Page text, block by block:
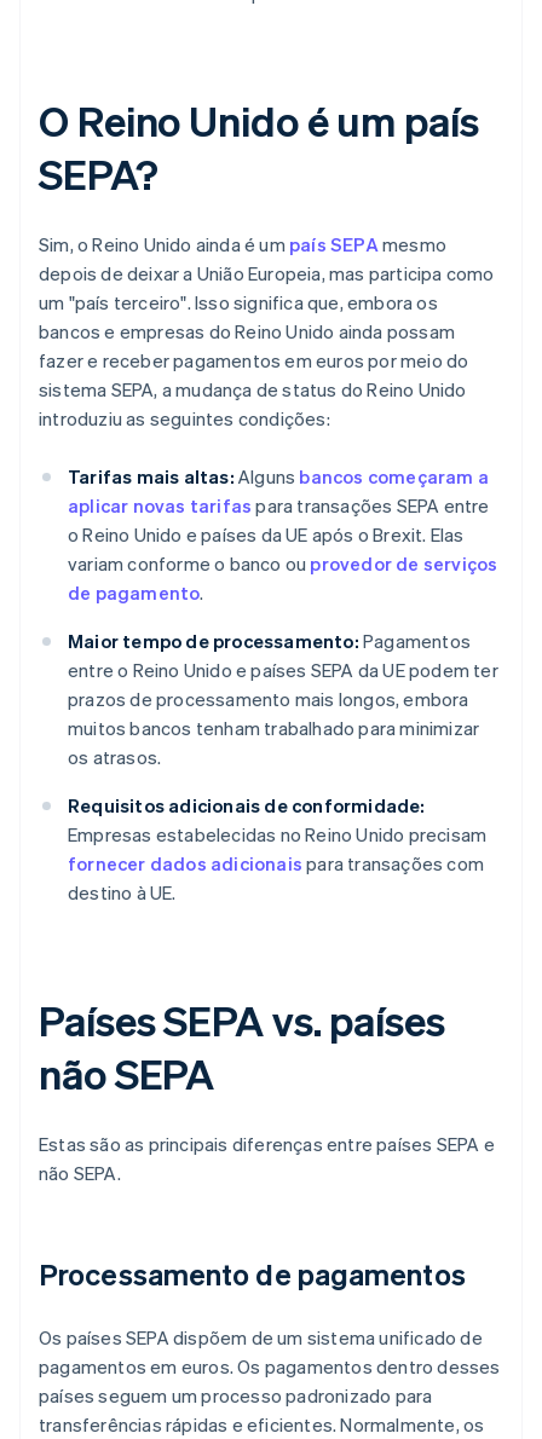
O Reino Unido é um país
SEPA?
Sim, o Reino Unido ainda é um país SEPAmesmo
depois de deixar a União Europeia, mas participa como
um "país terceiro". Isso significa que, embora os
bancos e empresas do Reino Unido ainda possam
fazer e receber pagamentos em euros por meio do
sistema SEPA, a mudança de status do Reino Unido
introduziu as seguintes condições:
Tarifas mais altas: Alguns bancos começaram a
aplicar novas tarifas para transações SEPA entre
o Reino Unido e países da UE após o Brexit. Elas
variam conforme o banco ou provedor de serviços
de pagamento.
Maior tempo de processamento: Pagamentos
entre o Reino Unido e países SEPA da UE podem ter
prazos de processamento mais longos, embora
muitos bancos tenham trabalhado para minimizar
os atrasos.
Requisitos adicionais de conformidade:
Empresas estabelecidas no Reino Unido precisam
fornecer dados adicionais para transações com
destino à UE.
Países SEPA vs. países
não SEPA
Estas são as principais diferenças entre países SEPA e
não SEPA.
Processamento de pagamentos
Os países SEPA dispõem de um sistema unificado de
pagamentos em euros. Os pagamentos dentro desses
países seguem um processo padronizado para
transferências rápidas e eficientes. Normalmente, os